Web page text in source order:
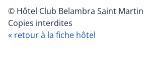
© Hôtel Club Belambra Saint
Copies interdites
« retour à la fiche hôtel